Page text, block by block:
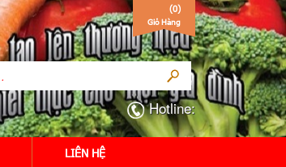
(0)
Giỏ Hàng
Hotline:
LIÊN HỆ